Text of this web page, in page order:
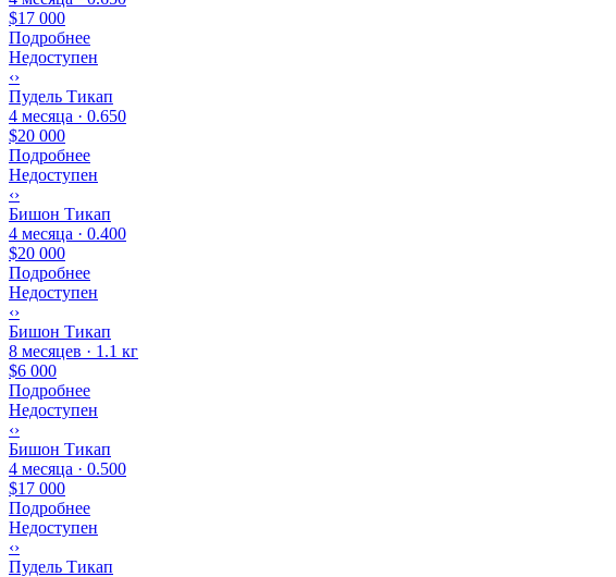
$17 000
Подробнее
Недоступен
‹›
Пудель Тикап
4 месяца · 0.650
$20 000
Подробнее
Недоступен
‹›
Бишон Тикап
4 месяца · 0.400
$20 000
Подробнее
Недоступен
‹›
Бишон Тикап
8 месяцев · 1.1 кг
$6 000
Подробнее
Недоступен
‹›
Бишон Тикап
4 месяца · 0.500
$17 000
Подробнее
Недоступен
‹›
Пудель Тикап